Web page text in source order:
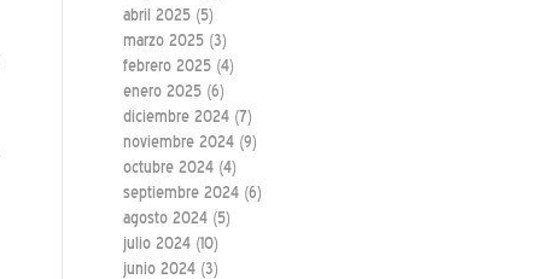
abril 2025 (5)
marzo 2025 (3)
febrero 2025 (4)
enero 2025 (6)
diciembre 2024 (7)
noviembre 2024 (9)
octubre 2024 (4)
septiembre 2024 (6)
agosto 2024 (5)
julio 2024 (10)
junio 2024 (3)